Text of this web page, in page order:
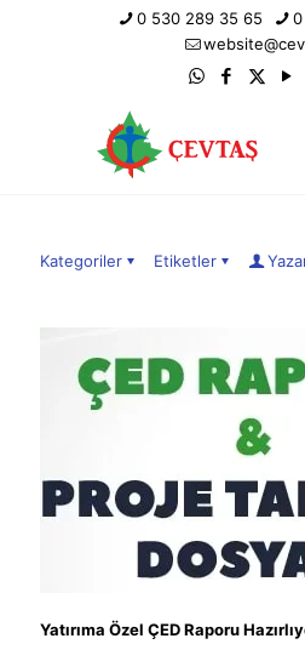
0 530 289 35 65
0
Kategoriler Etiketler
Yatırıma Özel ÇED Raporu